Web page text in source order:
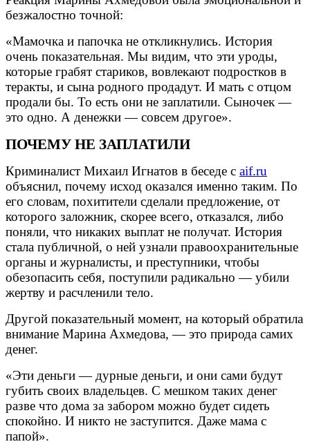
безжалостно точной:
«Мамочка и папочка не откликнулись. История
очень показательная. Мы видим, что эти уроды,
которые грабят стариков, вовлекают подростков в
теракты, и сына родного продадут. И мать с отцом
продали бы. То есть они не заплатили. Сыночек —
это одно. А денежки — совсем другое».
ПОЧЕМУ НЕ ЗАПЛАТИЛИ
Криминалист Михаил Игнатов в беседе с aif.ru
объяснил, почему исход оказался именно таким. По
его словам, похитители сделали предложение, от
которого заложник, скорее всего, отказался, либо
поняли, что никаких выплат не получат. История
стала публичной, о ней узнали правоохранительные
органы и журналисты, и преступники, чтобы
обезопасить себя, поступили радикально — убили
жертву и расчленили тело.
Другой показательный момент, на который обратила
внимание Марина Ахмедова, — это природа самих
денег.
«Эти деньги — дурные деньги, и они сами будут
губить своих владельцев. С мешком таких денег
разве что дома за забором можно будет сидеть
спокойно. И никто не заступится. Даже мама с
папой».